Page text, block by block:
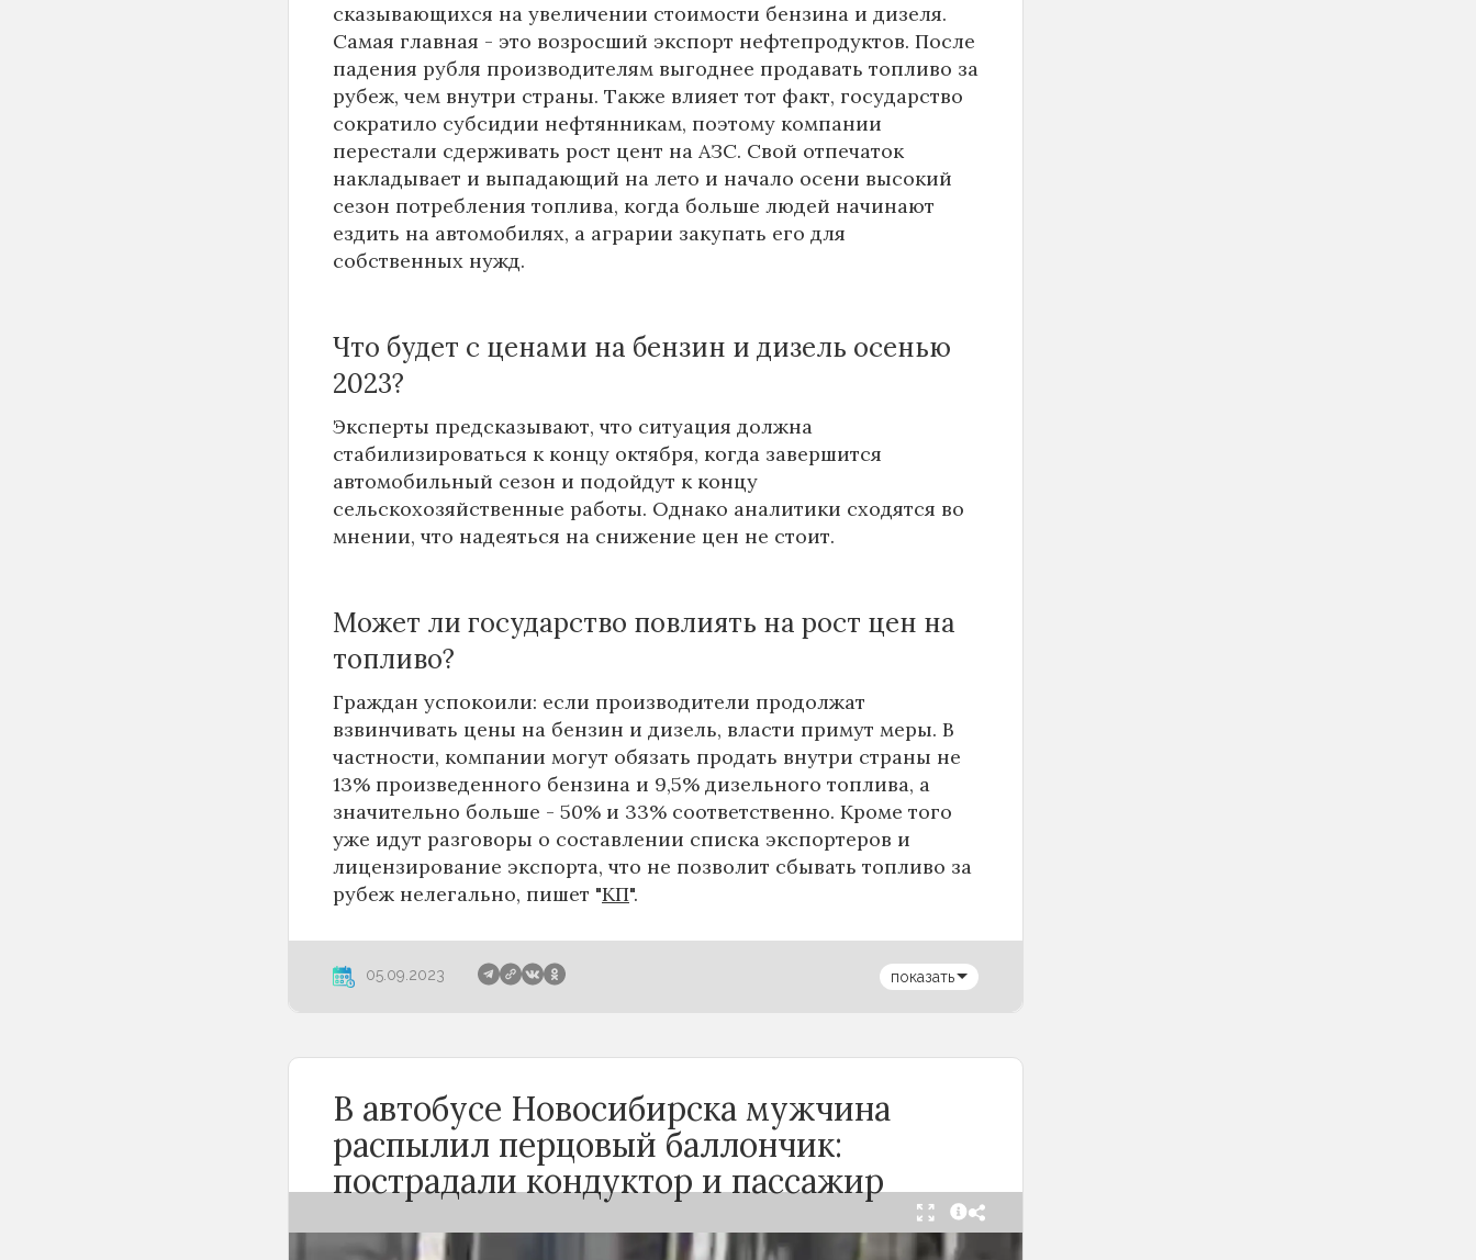
сказывающихся на увеличении стоимости бензина и дизеля.
Самая главная - это возросший экспорт нефтепродуктов. После
падения рубля производителям выгоднее продавать топливо за
рубеж, чем внутри страны. Также влияет тот факт, государство
сократило субсидии нефтянникам, поэтому компании
перестали сдерживать рост цент на АЗС. Свой отпечаток
накладывает и выпадающий на лето и начало осени высокий
сезон потребления топлива, когда больше людей начинают
ездить на автомобилях, а аграрии закупать его для
собственных нужд.
Что будет с ценами на бензин и дизель осенью
2023?
Эксперты предсказывают, что ситуация должна
стабилизироваться к концу октября, когда завершится
автомобильный сезон и подойдут к концу
сельскохозяйственные работы. Однако аналитики сходятся во
мнении, что надеяться на снижение цен не стоит.
Может ли государство повлиять на рост цен на
топливо?
Граждан успокоили: если производители продолжат
взвинчивать цены на бензин и дизель, власти примут меры. В
частности, компании могут обязать продать внутри страны не
13% произведенного бензина и 9,5% дизельного топлива, а
значительно больше - 50% и 33% соответственно. Кроме того
уже идут разговоры о составлении списка экспортеров и
лицензирование экспорта, что не позволит сбывать топливо за
рубеж нелегально, пишет "КП".
05.09.2023 показать
В автобусе Новосибирска мужчина
распылил перцовый баллончик:
пострадали кондуктор и пассажир
Вечером 24 сентября в салоне автобуса маршрута №18 в